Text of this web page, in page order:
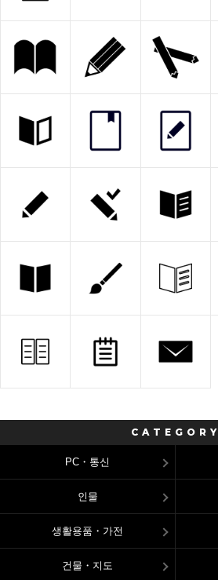
CATEGORY
PC・통신
인물
생활용품・가전
건물・지도